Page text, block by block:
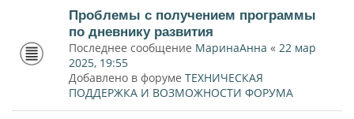
Проблемы с получением программы
по дневнику развития
Последнее сообщение МаринаАнна « 22 мар
2025, 19:55
Добавлено в форуме ТЕХНИЧЕСКАЯ
ПОДДЕРЖКА И ВОЗМОЖНОСТИ ФОРУМА